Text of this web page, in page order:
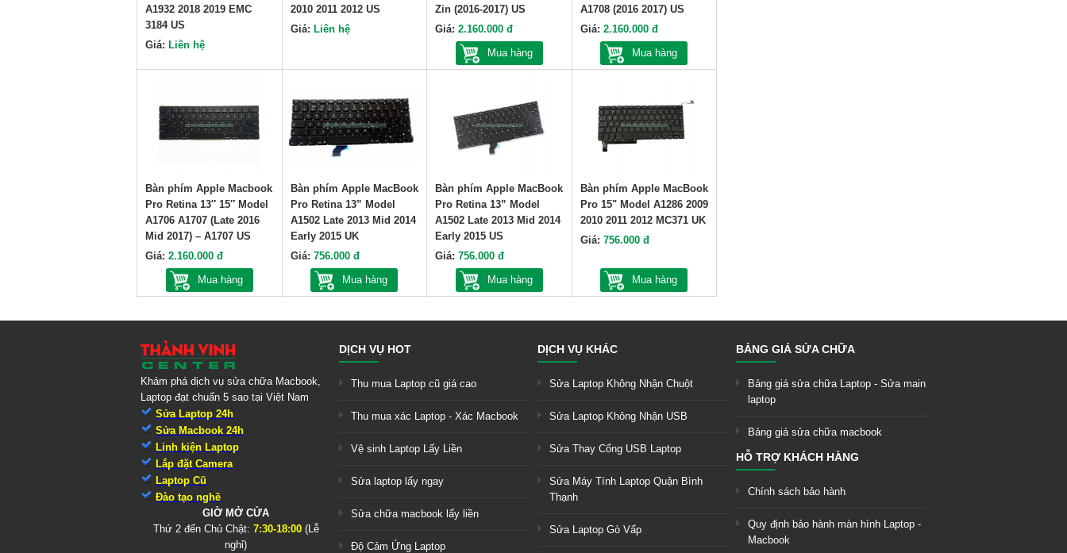
A1932 2018 2019 EMC
3184 US
Giá: Liên hệ
2010 2011 2012 US
Giá: Liên hệ
Zin (2016-2017) US
Giá: 2.160.000 đ
Mua hàng
A1708 (2016 2017) US
Giá: 2.160.000 đ
Mua hàng
Bàn phím Apple Macbook
Pro Retina 13″ 15″ Model
A1706 A1707 (Late 2016
Mid 2017) – A1707 US
Giá: 2.160.000 đ
Mua hàng
Bàn phím Apple MacBook
Pro Retina 13” Model
A1502 Late 2013 Mid 2014
Early 2015 UK
Giá: 756.000 đ
Mua hàng
Bàn phím Apple MacBook
Pro Retina 13” Model
A1502 Late 2013 Mid 2014
Early 2015 US
Giá: 756.000 đ
Mua hàng
Bàn phím Apple MacBook
Pro 15" Model A1286 2009
2010 2011 2012 MC371 UK
Giá: 756.000 đ
Mua hàng
Khám phá dịch vụ sửa chữa Macbook,
Laptop đạt chuẩn 5 sao tại Việt Nam
Sửa Laptop 24h
Sửa Macbook 24h
Linh kiện Laptop
Lắp đặt Camera
Laptop Cũ
Đào tạo nghề
GIỜ MỞ CỬA
Thứ 2 đến Chủ Chật: 7:30-18:00(Lễ
nghỉ)
DỊCH VỤ HOT
Thu mua Laptop cũ giá cao
Thu mua xác Laptop - Xác Macbook
Vệ sinh Laptop Lấy Liền
Sửa laptop lấy ngay
Sửa chữa macbook lấy liền
Độ Cảm Ứng Laptop
DỊCH VỤ KHÁC
Sửa Laptop Không Nhận Chuột
Sửa Laptop Không Nhận USB
Sửa Thay Cổng USB Laptop
Sửa Máy Tính Laptop Quận Bình
Thạnh
Sửa Laptop Gò Vấp
BẢNG GIÁ SỬA CHỮA
Bảng giá sửa chữa Laptop - Sửa main
laptop
Bảng giá sửa chữa macbook
HỖ TRỢ KHÁCH HÀNG
Chính sách bảo hành
Quy định bảo hành màn hình Laptop -
Macbook